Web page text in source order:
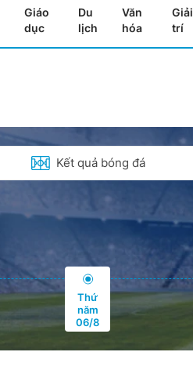
Giáo
dục
Du
lịch
Văn
hóa
Giải
trí
Kết quả bóng đá
Thứ
năm
06/8